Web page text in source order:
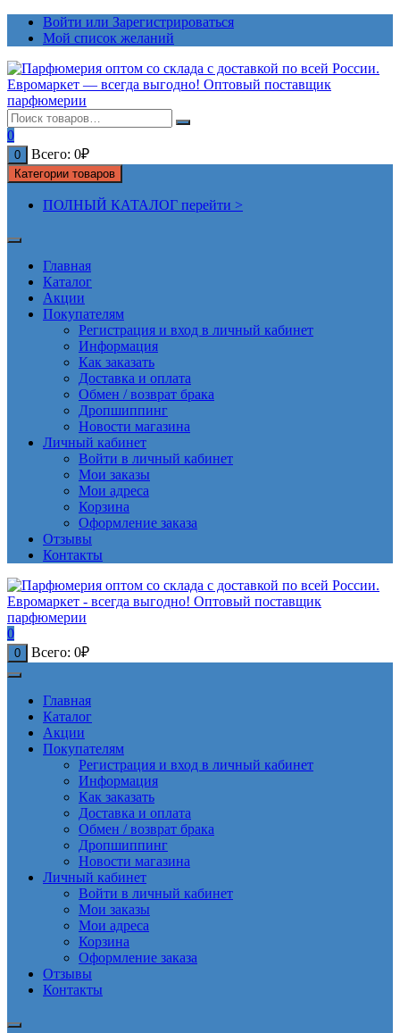
ПерейтиВойти или Зарегистрироваться
Мой список желаний
0
0 Всего: 0₽
Категории товаров
ПОЛНЫЙ КАТАЛОГ перейти >
Главная
Каталог
Акции
Покупателям
Регистрация и вход в личный кабинет
Информация
Как заказать
Доставка и оплата
Обмен / возврат брака
Дропшиппинг
Новости магазина
Личный кабинет
Войти в личный кабинет
Мои заказы
Мои адреса
Корзина
Оформление заказа
Отзывы
Контакты
0
0 Всего: 0₽
Главная
Каталог
Акции
Покупателям
Регистрация и вход в личный кабинет
Информация
Как заказать
Доставка и оплата
Обмен / возврат брака
Дропшиппинг
Новости магазина
Личный кабинет
Войти в личный кабинет
Мои заказы
Мои адреса
Корзина
Оформление заказа
Отзывы
Контакты